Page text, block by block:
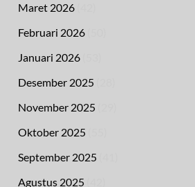
Maret 2026
Februari 2026
Januari 2026
Desember 2025
November 2025
Oktober 2025
September 2025
Agustus 2025